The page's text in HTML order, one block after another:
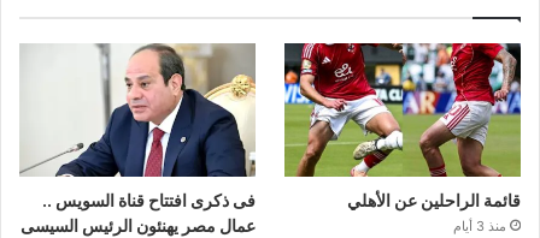
قائمة الراحلين عن الأهلي
منذ 3 أيام
فى ذكرى افتتاح قناة السويس ..
عمال مصر يهنئون الرئيس السيسى